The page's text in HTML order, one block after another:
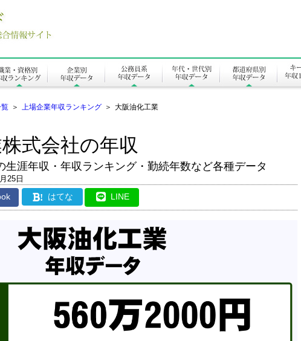
＞ 上場企業年収ランキング ＞ 大阪油化工業
式会社の年収
生涯年収・年収ランキング・勤続年数など各種データ
25日
! はてな LINE